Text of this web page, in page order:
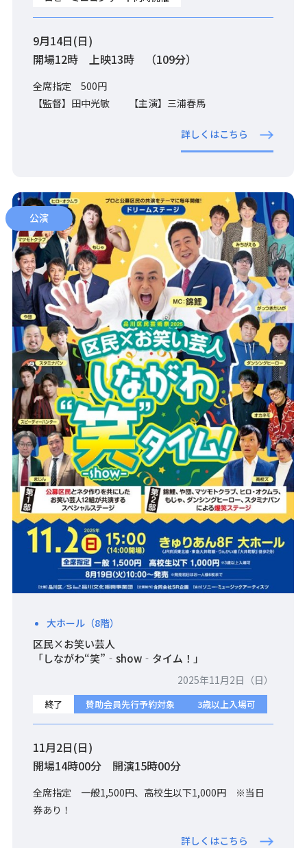
9月14日(日)
開場12時 上映13時 （109分）
全席指定 500円
【監督】田中光敏 【主演】三浦春馬
詳しくはこちら
大ホール（8階）
区民×お笑い芸人
「しながわ“笑”‐show‐タイム！」
公演
2025年11月2日（日）
終了 賛助会員先行予約対象 3歳以上入場可
11月2日(日)
開場14時00分 開演15時00分
全席指定 一般1,500円、高校生以下1,000円 ※当日
券あり！
詳しくはこちら